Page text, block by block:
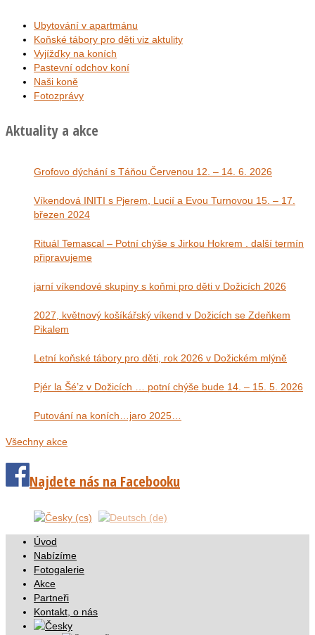
Ubytování v apartmánu
Koňské tábory pro děti viz aktulity
Vyjížďky na koních
Pastevní odchov koní
Naši koně
Fotozprávy
Aktuality a akce
Grofovo dýchání s Táňou Červenou 12. – 14. 6. 2026
Víkendová INITI s Pjerem, Lucií a Evou Turnovou 15. – 17.
březen 2024
Rituál Temascal – Potní chýše s Jirkou Hokrem . další termín
připravujeme
jarní víkendové skupiny s koňmi pro děti v Dožicích 2026
2027, květnový košíkářský víkend v Dožicích se Zdeňkem
Pikalem
Letní koňské tábory pro děti, rok 2026 v Dožickém mlýně
Pjér la Šé’z v Dožicích … potní chýše bude 14. – 15. 5. 2026
Putování na koních…jaro 2025…
Všechny akce
Najdete nás na Facebooku
Úvod
Nabízíme
Fotogalerie
Akce
Partneři
Kontakt, o nás